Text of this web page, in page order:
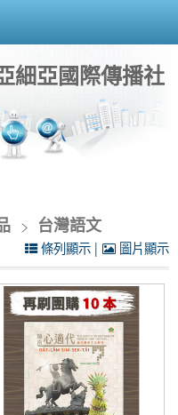
細亞國際傳播社
台灣語文
條列顯示 | 圖片顯示